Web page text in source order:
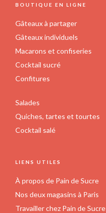
du
produit
BOUTIQUE EN LIGNE
Gâteaux à partager
Gâteaux individuels
Macarons et confiseries
Cocktail sucré
Confitures
Salades
Quiches, tartes et tourtes
Cocktail salé
LIENS UTILES
À propos de Pain de Sucre
Nos deux magasins à Paris
Travailler chez Pain de Sucre